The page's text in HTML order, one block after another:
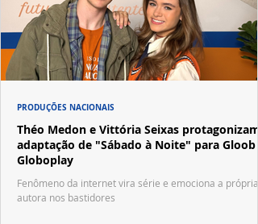
Théo Medon e Vittória Seixas protagonizam
adaptação de "Sábado à Noite" para Gloob e
Globoplay
Fenômeno da internet vira série e emociona a própria
autora nos bastidores
PRODUÇÕES NACIONAIS